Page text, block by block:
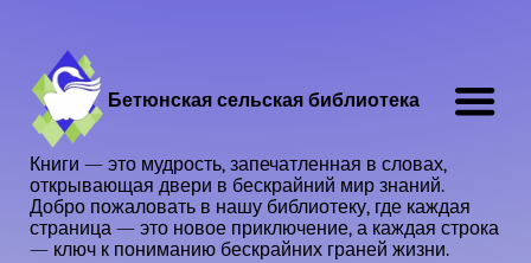
Бетюнская сельская библиотека
Книги — это мудрость, запечатленная в словах,
открывающая двери в бескрайний мир знаний.
Добро пожаловать в нашу библиотеку, где каждая
страница — это новое приключение, а каждая строка
— ключ к пониманию бескрайних граней жизни.